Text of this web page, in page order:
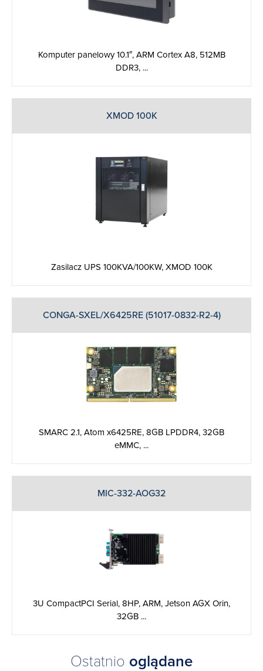
Komputer panelowy 10.1″, ARM Cortex A8, 512MB
DDR3, ...
XMOD 100K
Zasilacz UPS 100KVA/100KW, XMOD 100K
CONGA-SXEL/X6425RE (51017-0832-R2-4)
SMARC 2.1, Atom x6425RE, 8GB LPDDR4, 32GB
eMMC, ...
MIC-332-AOG32
3U CompactPCI Serial, 8HP, ARM, Jetson AGX Orin,
32GB ...
Ostatnio oglądane